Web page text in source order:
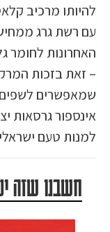
להיותו מרכיב
עם רשת גרג
האחרונות לחומר
– זאת בזכות
שמאפשרים לשפים
אינספור גרסאות
למנות טעם ישראלי
חשבנו שזה